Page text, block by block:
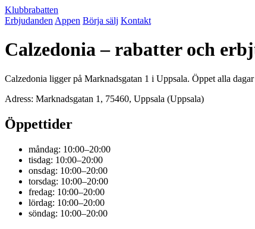
Klubbrabatten
Erbjudanden Appen Börja sälj Kontakt
Calzedonia – rabatter och
Calzedonia ligger på Marknadsgatan 1 i Uppsala. Öppet alla
Adress: Marknadsgatan 1, 75460, Uppsala (Uppsala)
Öppettider
måndag: 10:00–20:00
tisdag: 10:00–20:00
onsdag: 10:00–20:00
torsdag: 10:00–20:00
fredag: 10:00–20:00
lördag: 10:00–20:00
söndag: 10:00–20:00